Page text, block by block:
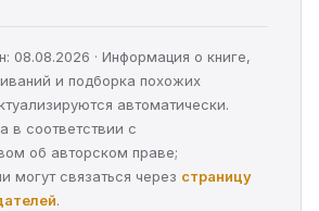
08.08.2026 · Информация о книге,
и подборка похожих
автоматически.
в соответствии с
об авторском праве;
могут связаться через страницу
.